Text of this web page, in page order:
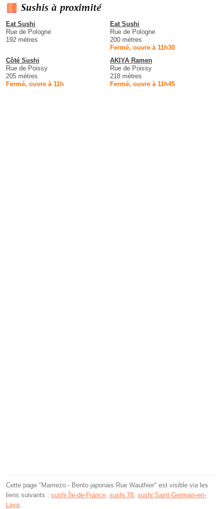
Sushis à proximité
Eat Sushi
Rue de Pologne
192 mètres
Eat Sushi
Rue de Pologne
200 mètres
Fermé, ouvre à 11h30
Côté Sushi
Rue de Poissy
205 mètres
Fermé, ouvre à 11h
AKIYA Ramen
Rue de Poissy
218 mètres
Fermé, ouvre à 11h45
Cette page "Mamezo - Bento japonais Rue Wauthier" est visible via les
liens suivants : sushi Île-de-France, sushi 78, sushi Saint-Germain-en-
Laye.